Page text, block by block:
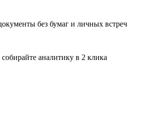
без бумаг и личных встреч
аналитику в 2 клика